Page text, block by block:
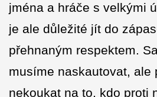
jména a hráče s velkými
je ale důležité jít do
přehnaným respektem.
musíme naskautovat, ale
nekoukat na to, kdo proti